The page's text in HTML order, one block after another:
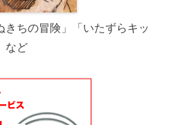
きちの冒険」「いたずらキッ
など